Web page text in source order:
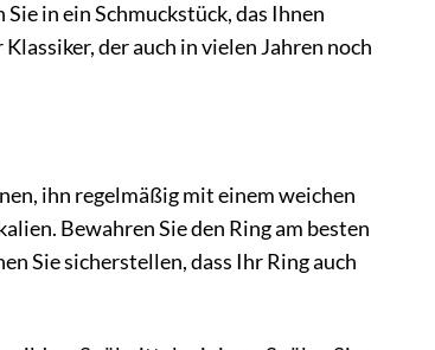
in ein Schmuckstück, das Ihnen
der auch in vielen Jahren noch
ihn regelmäßig mit einem weichen
Bewahren Sie den Ring am besten
Sie sicherstellen, dass Ihr Ring auch